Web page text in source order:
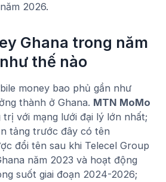
2026.
Ghana trong năm
thế nào
money bao phủ gần như
thành ở Ghana. MTN MoMo
với mạng lưới đại lý lớn nhất;
tảng trước đây có tên
đổi tên sau khi Telecel Group
năm 2023 và hoạt động
suốt giai đoạn 2024-2026;